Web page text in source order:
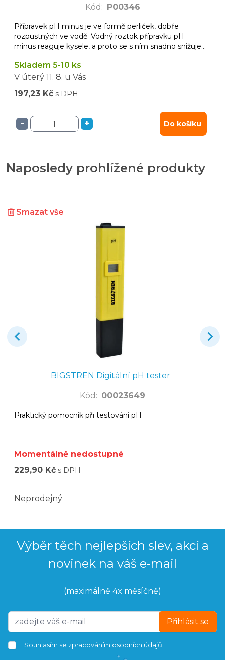
Kód : P00346
Přípravek pH minus je ve formě perliček, dobře
rozpustných ve vodě. Vodný roztok přípravku pH
minus reaguje kysele, a proto se s ním snadno snižuje
Skladem 5-10 ks
V úterý 11. 8. u Vás
197,23 Kč s DPH
- + Do košíku
Naposledy prohlížené produkty
Smazat vše
BIGSTREN Digitální pH tester
Kód : 00023649
Praktický pomocník při testování pH
Momentálně nedostupné
229,90 Kč s DPH
Neprodejný
Výběr těch nejlepších slev, akcí a
novinek na váš e-mail
(maximálně 4x měsíčně)
Přihlásit se
Souhlasím se zpracováním osobních údajů